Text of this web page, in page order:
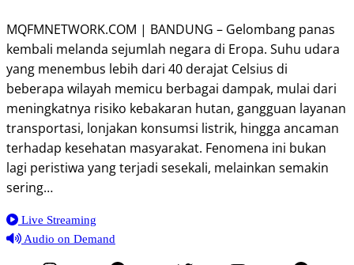
MQFMNETWORK.COM | BANDUNG – Gelombang panas
kembali melanda sejumlah negara di Eropa. Suhu udara
yang menembus lebih dari 40 derajat Celsius di
beberapa wilayah memicu berbagai dampak, mulai dari
meningkatnya risiko kebakaran hutan, gangguan layanan
transportasi, lonjakan konsumsi listrik, hingga ancaman
terhadap kesehatan masyarakat. Fenomena ini bukan
lagi peristiwa yang terjadi sesekali, melainkan semakin
sering…
Live Streaming
Audio on Demand